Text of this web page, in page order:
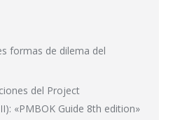
formas de dilema del
del Project
«PMBOK Guide 8th edition»